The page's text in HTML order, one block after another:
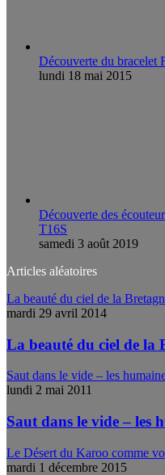
Découverte du bracelet
lundi 18 mai 2015
Découverte des
T16S
samedi 3 août 2019
Articles aléatoires
La beauté du ciel de la
mardi 29 avril 2014
La beauté du ciel de la
Saut dans le vide – les
lundi 2 mai 2011
Saut dans le vide – les
Le Désert du Karoo comme
mardi 1 décembre 2015